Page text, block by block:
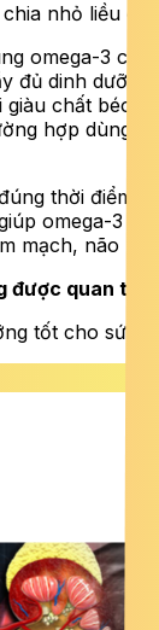
nhỏ liều để
omega-3
đủ dinh dưỡng,
chất béo
hợp dùng
thời điểm,
omega-3
mạch, não bộ
quan tâm:
tốt cho sức